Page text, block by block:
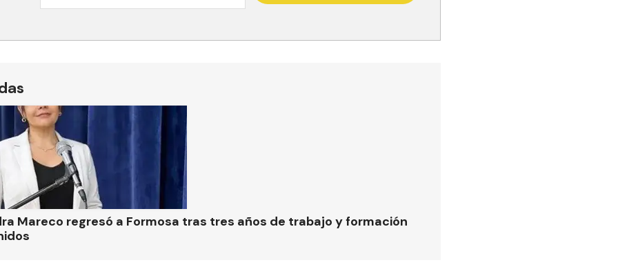
Mareco regresó a Formosa tras tres años de trabajo y formación